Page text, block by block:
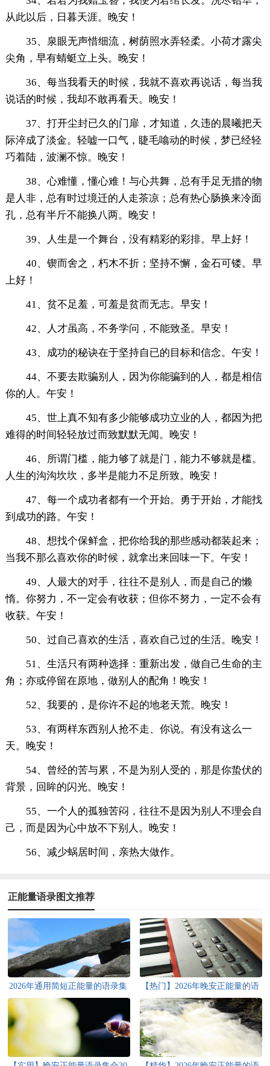
从此以后，日暮天涯。晚安！
35、泉眼无声惜细流，树荫照水弄轻柔。小荷才露尖
尖角，早有蜻蜓立上头。晚安！
36、每当我看天的时候，我就不喜欢再说话，每当我
说话的时候，我却不敢再看天。晚安！
37、打开尘封已久的门扉，才知道，久违的晨曦把天
际淬成了淡金。轻嘘一口气，睫毛噏动的时候，梦已经轻
巧着陆，波澜不惊。晚安！
38、心难懂，懂心难！与心共舞，总有手足无措的物
是人非，总有时过境迁的人走茶凉；总有热心肠换来冷面
孔，总有半斤不能换八两。晚安！
39、人生是一个舞台，没有精彩的彩排。早上好！
40、锲而舍之，朽木不折；坚持不懈，金石可镂。早
上好！
41、贫不足羞，可羞是贫而无志。早安！
42、人才虽高，不务学问，不能致圣。早安！
43、成功的秘诀在于坚持自已的目标和信念。午安！
44、不要去欺骗别人，因为你能骗到的人，都是相信
你的人。午安！
45、世上真不知有多少能够成功立业的人，都因为把
难得的时间轻轻放过而致默默无闻。晚安！
46、所谓门槛，能力够了就是门，能力不够就是槛。
人生的沟沟坎坎，多半是能力不足所致。晚安！
47、每一个成功者都有一个开始。勇于开始，才能找
到成功的路。午安！
48、想找个保鲜盒，把你给我的那些感动都装起来；
当我不那么喜欢你的时候，就拿出来回味一下。午安！
49、人最大的对手，往往不是别人，而是自己的懒
惰。你努力，不一定会有收获；但你不努力，一定不会有
收获。午安！
50、过自己喜欢的生活，喜欢自己过的生活。晚安！
51、生活只有两种选择：重新出发，做自己生命的主
角；亦或停留在原地，做别人的配角！晚安！
52、我要的，是你许不起的地老天荒。晚安！
53、有两样东西别人抢不走、你说。有没有这么一
天。晚安！
54、曾经的苦与累，不是为别人受的，那是你蛰伏的
背景，回眸的闪光。晚安！
55、一个人的孤独苦闷，往往不是因为别人不理会自
己，而是因为心中放不下别人。晚安！
56、减少蜗居时间，亲热大做作。
正能量语录图文推荐
2026年通用简短正能量的语录集
合38句
【热门】2026年晚安正能量的语
录集锦96句